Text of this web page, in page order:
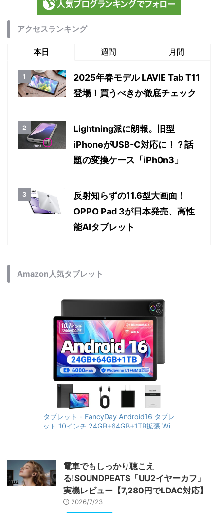
アクセスランキング
本日 週間 月間
2025年春モデル LAVIE Tab T11
登場！買うべきか徹底チェック
Lightning派に朗報。旧型
iPhoneがUSB-C対応に！？話
題の変換ケース「iPh0n3」
反射知らずの11.6型大画面！
OPPO Pad 3が日本発売、高性
能AIタブレット
Amazon人気タブレット
タブレット - FancyDay Android16 タブレ
ット 10インチ 24GB+64GB+1TB拡張 WiFi
RGBライト 児童守護 IPS画面 日本語説明書
電車でもしっかり聴こえ
る!SOUNDPEATS「UU2イヤーカフ」
実機レビュー【7,280円でLDAC対応】
2026/7/23